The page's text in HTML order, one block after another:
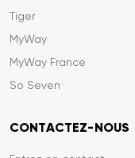
Tiger
MyWay
MyWay France
So Seven
CONTACTEZ-NOUS